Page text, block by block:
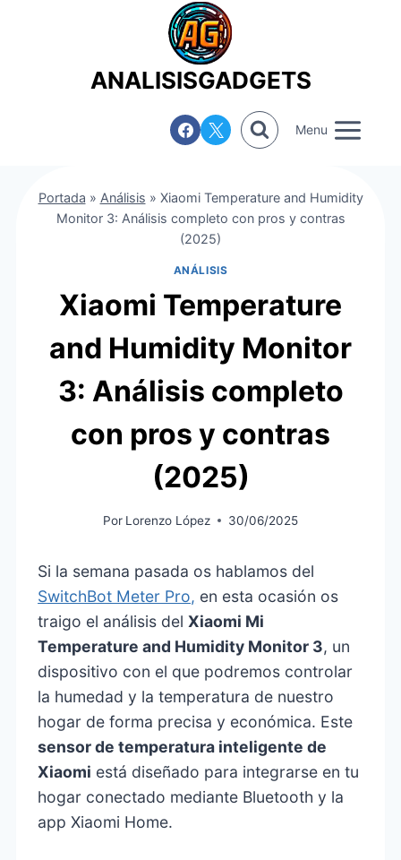
ANALISISGADGETS
Menu
Portada » Análisis » Xiaomi Temperature and Humidity
Monitor 3: Análisis completo con pros y contras
(2025)
ANÁLISIS
Xiaomi Temperature
and Humidity Monitor
3: Análisis completo
con pros y contras
(2025)
Por Lorenzo López 30/06/2025
Si la semana pasada os hablamos del
SwitchBot Meter Pro, en esta ocasión os
traigo el análisis delXiaomi Mi
Temperature and Humidity Monitor 3, un
dispositivo con el que podremos controlar
la humedad y la temperatura de nuestro
hogar de forma precisa y económica. Este
sensor de temperatura inteligente de
Xiaomi está diseñado para integrarse en tu
hogar conectado mediante Bluetooth y la
app Xiaomi Home.